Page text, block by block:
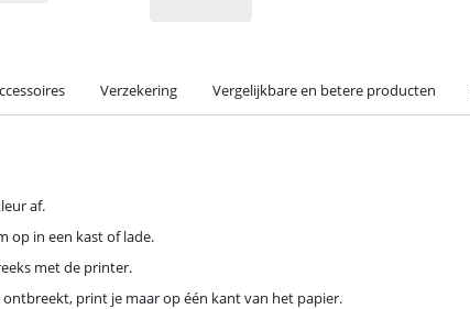
Verzekering Vergelijkbare en betere producten
af.
op in een kast of lade.
met de printer.
print je maar op één kant van het papier.